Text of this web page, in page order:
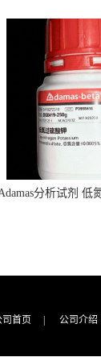
分析试剂 低
司首页 | 公司介绍